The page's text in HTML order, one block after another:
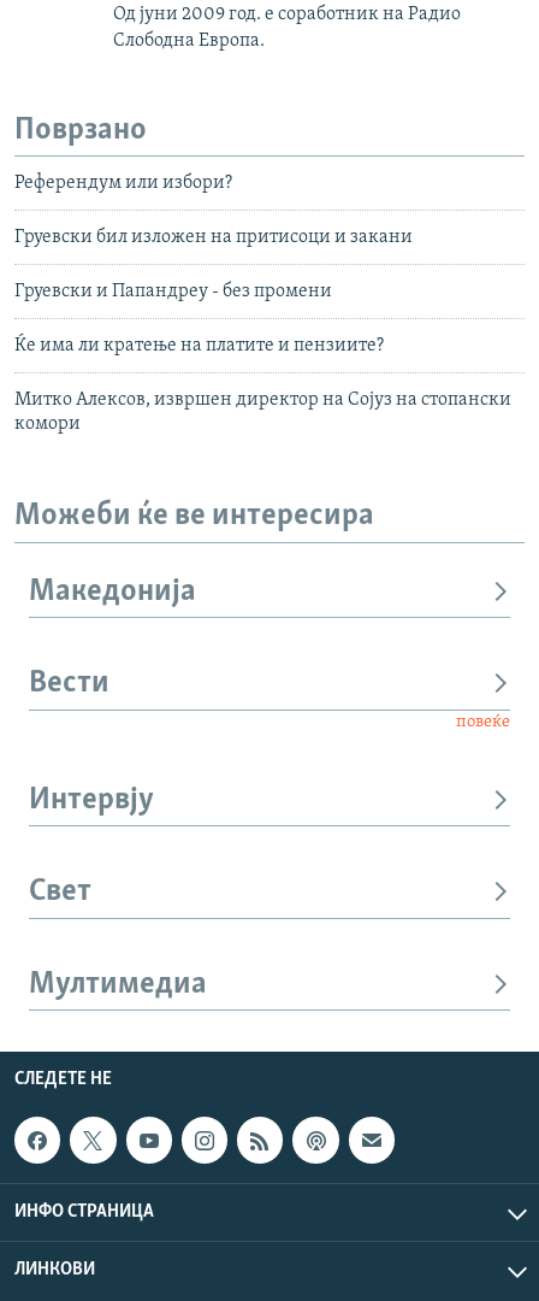
Од јуни 2009 год. е соработник на Радио
Слободна Европа.
Поврзано
Референдум или избори?
Груевски бил изложен на притисоци и закани
Груевски и Папандреу - без промени
Ќе има ли кратење на платите и пензиите?
Митко Алексов, извршен директор на Сојуз на стопански
комори
Можеби ќе ве интересира
Македонија
Вести
повеќе
Интервју
Свет
Мултимедиа
СЛЕДЕТЕ НЕ
ИНФО СТРАНИЦА
ЛИНКОВИ